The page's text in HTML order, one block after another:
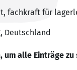
fachkraft für
, Deutschland
um alle Einträge zu